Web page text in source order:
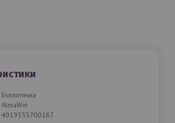
Екологична
AlmaWin
4019555700187